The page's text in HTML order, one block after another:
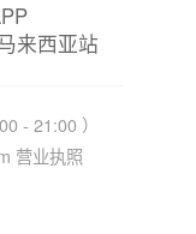
来西亚站
- 21:00 ）
营业执照